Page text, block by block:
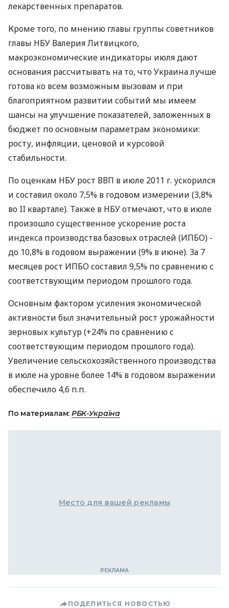
лекарственных препаратов.
Кроме того, по мнению главы группы советников
главы НБУ Валерия Литвицкого,
макроэкономические индикаторы июля дают
основания рассчитывать на то, что Украина лучше
готова ко всем возможным вызовам и при
благоприятном развитии событий мы имеем
шансы на улучшение показателей, заложенных в
бюджет по основным параметрам экономики:
росту, инфляции, ценовой и курсовой
стабильности.
По оценкам НБУ рост ВВП в июле 2011 г. ускорился
и составил около 7,5% в годовом измерении (3,8%
во II квартале). Также в НБУ отмечают, что в июле
произошло существенное ускорение роста
индекса производства базовых отраслей (ИПБО) -
до 10,8% в годовом выражении (9% в июне). За 7
месяцев рост ИПБО составил 9,5% по сравнению с
соответствующим периодом прошлого года.
Основным фактором усиления экономической
активности был значительный рост урожайности
зерновых культур (+24% по сравнению с
соответствующим периодом прошлого года).
Увеличение сельскохозяйственного производства
в июле на уровне более 14% в годовом выражении
обеспечило 4,6 п.п.
По материалам: РБК-Україна
Место для вашей рекламы
ПОДЕЛИТЬСЯ НОВОСТЬЮ